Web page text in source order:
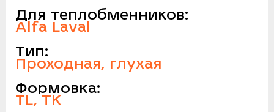
Для теплобменников:
Alfa Laval
Тип:
Проходная, глухая
Формовка:
TL, TK